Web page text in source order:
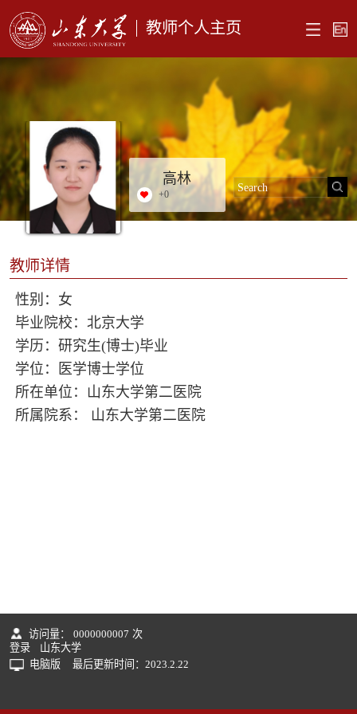
教师个人主页
高林
+0
教师详情
性别：女
毕业院校：北京大学
学历：研究生(博士)毕业
学位：医学博士学位
所在单位：山东大学第二医院
所属院系： 山东大学第二医院
访问量： 0000000007 次
登录
山东大学
电脑版
最后更新时间： 2023.2.22